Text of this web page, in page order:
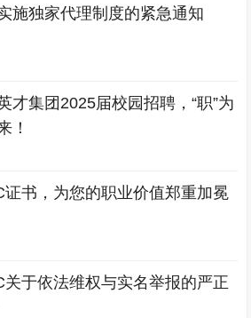
施独家代理制度的紧急通知
才集团2025届校园招聘，“职”为
！
证书，为您的职业价值郑重加冕
关于依法维权与实名举报的严正